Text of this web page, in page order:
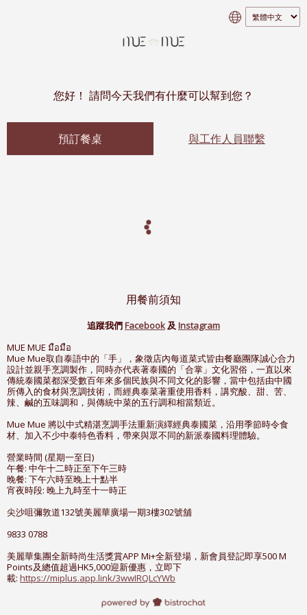
您好！ 請問今天我們有什麼可以幫到您？
預訂餐桌 與工作人員聯繫
用餐前須知
追蹤我們Facebook及 Instagram
MUE MUE มือมือ
Mue Mue取自泰語中的「手」，象徵店內每道菜式皆由餐廳團隊誠心合力
設計並親手烹調製作，同時亦代表著泰國的「合掌」文化習俗，一直以來
傳統泰國菜都深受數百年來多個民族與不同文化的影響，當中包括由中國
所傳入的食材與烹調技術，而經典泰菜著重使用香料，講究酸、甜、苦、
辣、鹹的五味調和，與傳統中菜的五行調和相當類近。
Mue Mue 將以中式精湛烹調手法重新演繹經典泰國菜，沿用季節時令食
材、加入不少中泰特色香料，帶來與眾不同的新派泰國料理體驗。
營業時間 (星期一至日)
午餐: 中午十二時正至下午三時
晚餐: 下午六時至晚上十點半
宵夜時段: 晚上九時至十一時正
尖沙咀彌敦道132號美麗華廣場一期3樓302號舖
9833 0788
美麗華集團全新時尚生活獎賞APP Mi+全新登場，新會員登記即享500 M
Points及總值超過HK5,000迎新優惠，立即下
載: https://miplus.app.link/3wwIRQLcYWb